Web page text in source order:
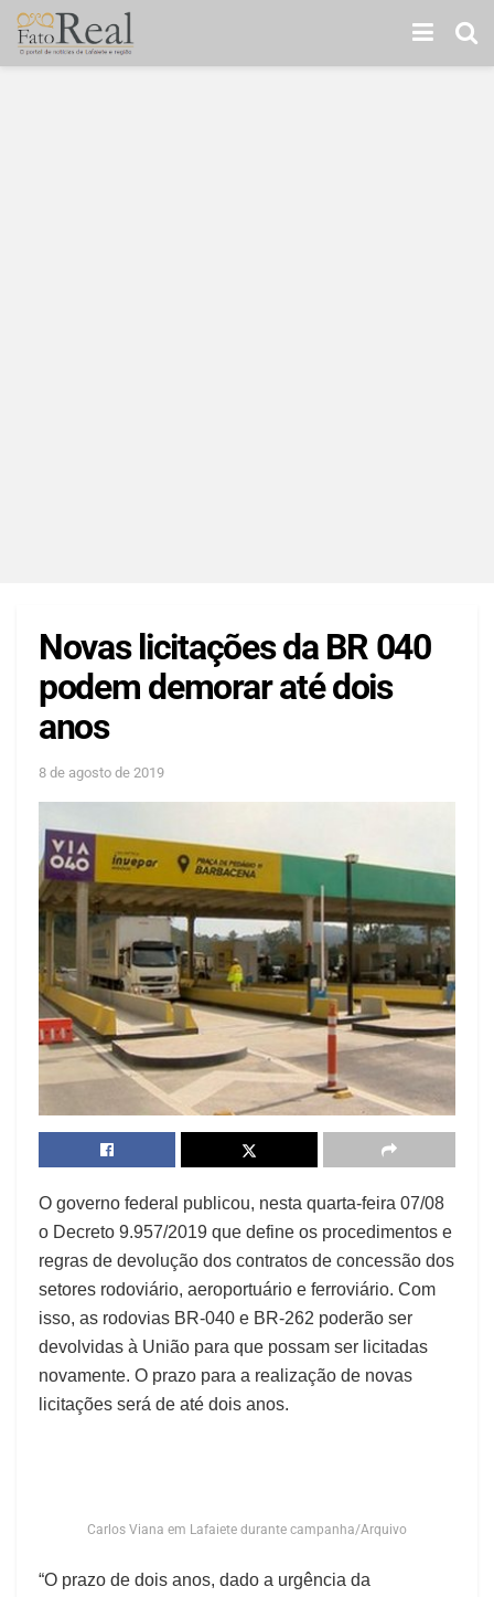
Novas licitações da BR 040
podem demorar até dois
anos
8 de agosto de 2019
O governo federal publicou, nesta quarta-feira 07/08
o Decreto 9.957/2019 que define os procedimentos e
regras de devolução dos contratos de concessão dos
setores rodoviário, aeroportuário e ferroviário. Com
isso, as rodovias BR-040 e BR-262 poderão ser
devolvidas à União para que possam ser licitadas
novamente. O prazo para a realização de novas
licitações será de até dois anos.
Carlos Viana em Lafaiete durante campanha/Arquivo
“O prazo de dois anos, dado a urgência da